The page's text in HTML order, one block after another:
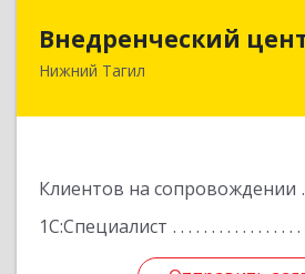
Внедренческий
Нижний Тагил
Клиентов на сопровождении
1С:Специалист
Внедренческий
622030, Свердловская